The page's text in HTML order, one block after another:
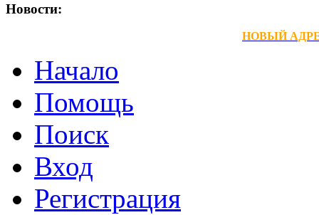
Новости:
НОВЫЙ АДРЕС
Начало
Помощь
Поиск
Вход
Регистрация